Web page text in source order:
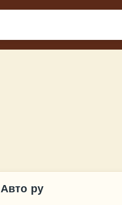
Авто ру